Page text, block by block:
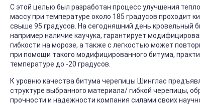
С этой целью был разработан процесс улучшения
массу при температуре около 185 градусов проходит
свыше 95 градусов. На сегодняшний день кровельный
например наличие каучука, гарантирует
гибкости на морозе, а также с легкостью может
при помощи такого модифицированного битума,
температуре до -20 градусов.
К уровню качества битума черепицы Шинглас
структуре выбранного материала/ гибкой черепицы,
прочности и надежности компания силами своих